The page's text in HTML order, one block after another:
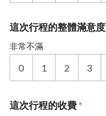
這次行程的整體滿意度
非常不滿
0 1 2 3
這次行程的收費 *